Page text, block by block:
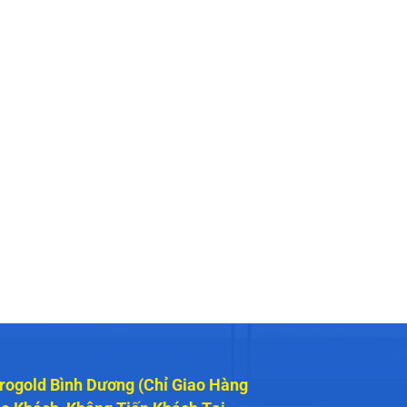
Bình Dương (Chỉ Giao Hàng